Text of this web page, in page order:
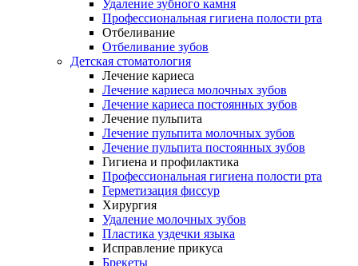
Удаление зубного камня
Профессиональная гигиена полости рта
Отбеливание
Отбеливание зубов
Детская стоматология
Лечение кариеса
Лечение кариеса молочных зубов
Лечение кариеса постоянных зубов
Лечение пульпита
Лечение пульпита молочных зубов
Лечение пульпита постоянных зубов
Гигиена и профилактика
Профессиональная гигиена полости рта
Герметизация фиссур
Хирургия
Удаление молочных зубов
Пластика уздечки языка
Исправление прикуса
Брекеты